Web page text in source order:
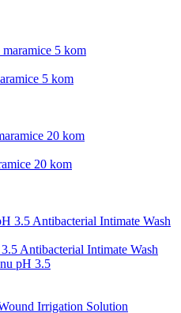
5 kom
20 kom
Antibacterial Intimate Wash
pH 3.5